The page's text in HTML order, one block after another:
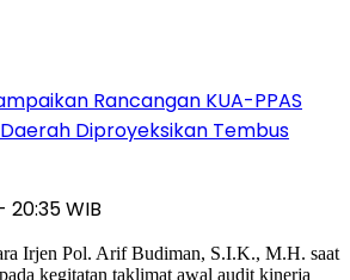
Rancangan KUA-PPAS
Diproyeksikan Tembus
20:35 WIB